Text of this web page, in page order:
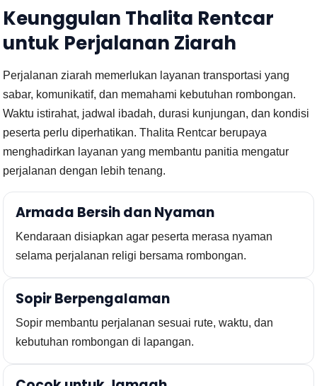
Keunggulan Thalita Rentcar
untuk Perjalanan Ziarah
Perjalanan ziarah memerlukan layanan transportasi yang
sabar, komunikatif, dan memahami kebutuhan rombongan.
Waktu istirahat, jadwal ibadah, durasi kunjungan, dan kondisi
peserta perlu diperhatikan. Thalita Rentcar berupaya
menghadirkan layanan yang membantu panitia mengatur
perjalanan dengan lebih tenang.
Armada Bersih dan Nyaman
Kendaraan disiapkan agar peserta merasa nyaman
selama perjalanan religi bersama rombongan.
Sopir Berpengalaman
Sopir membantu perjalanan sesuai rute, waktu, dan
kebutuhan rombongan di lapangan.